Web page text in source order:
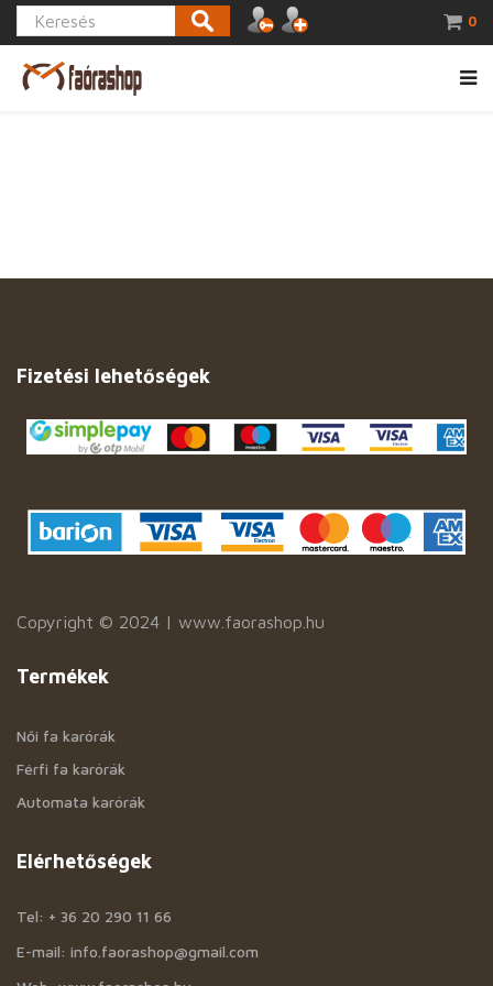
0
Fizetési lehetőségek
Copyright © 2024 | www.faorashop.hu
Termékek
Női fa karórák
Férfi fa karórák
Automata karórák
Elérhetőségek
Tel: + 36 20 290 11 66
E-mail: info.faorashop@gmail.com